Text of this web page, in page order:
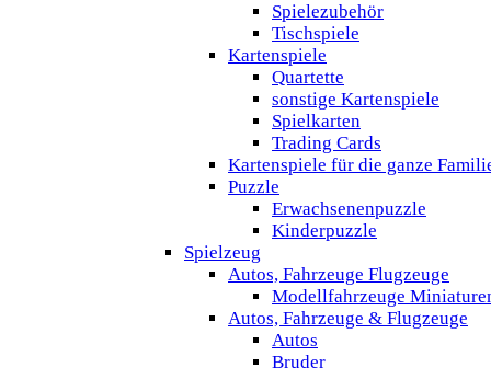
Spielezubehör
Tischspiele
Kartenspiele
Quartette
sonstige Kartenspiele
Spielkarten
Trading Cards
Kartenspiele für die ganze
Puzzle
Erwachsenenpuzzle
Kinderpuzzle
Spielzeug
Autos, Fahrzeuge Flugzeuge
Modellfahrzeuge
Autos, Fahrzeuge & Flugzeuge
Autos
Bruder